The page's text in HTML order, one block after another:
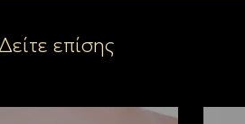
Δείτε επίσης